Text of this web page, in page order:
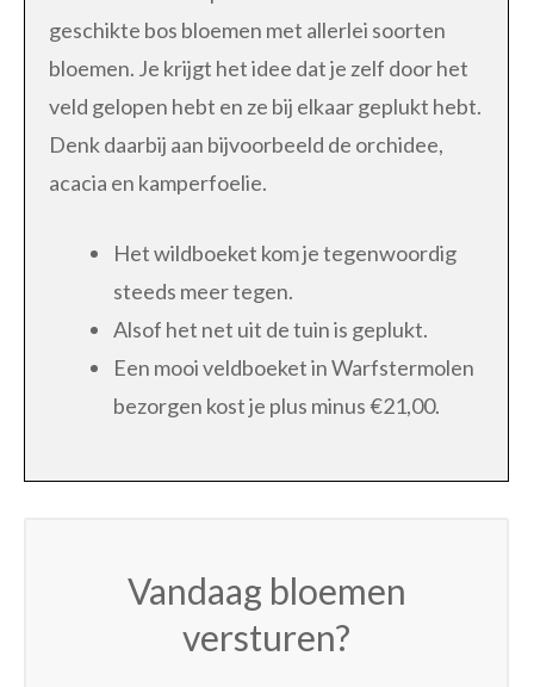
geschikte bos bloemen met allerlei soorten
bloemen. Je krijgt het idee dat je zelf door het
veld gelopen hebt en ze bij elkaar geplukt hebt.
Denk daarbij aan bijvoorbeeld de orchidee,
acacia en kamperfoelie.
Het wildboeket kom je tegenwoordig
steeds meer tegen.
Alsof het net uit de tuin is geplukt.
Een mooi veldboeket in Warfstermolen
bezorgen kost je plus minus €21,00.
Vandaag bloemen
versturen?